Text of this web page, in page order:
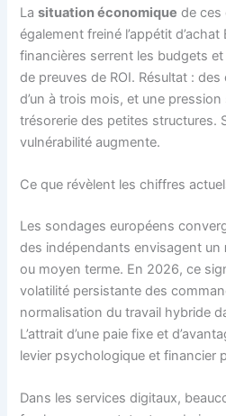
Lasituation économique de ces
également freiné l’appétit
financières serrent les budgets
de preuves de ROI. Résultat :
d’un à trois mois, et une
trésorerie des petites structures.
vulnérabilité augmente.
Ce que révèlent les chiffres
Les sondages européens
des indépendants envisagent un
ou moyen terme. En 2026, ce
volatilité persistante des
normalisation du travail hybride
L’attrait d’une paie fixe et
levier psychologique et financier
Dans les services digitaux,